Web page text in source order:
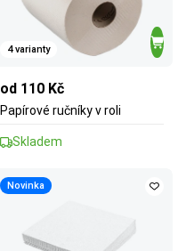
4 varianty
od 110 Kč
Papírové ručníky v roli
Skladem
Novinka